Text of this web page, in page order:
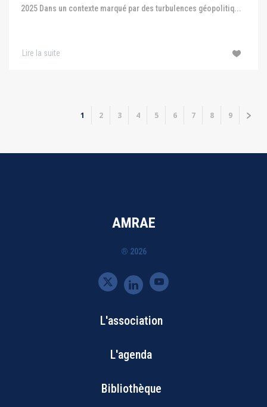
2025 Dans un contexte marqué par des turbulences géopolitiq...
Lire la suite
Pagination
Page
courante
1 Page
2 Page
3 Page
4 Page
5 Page
6 Page
7 Page
8 Page
9
Page
AMRAE
® 2026
Bottom
Footer
Menu
L'association
L'agenda
Bibliothèque